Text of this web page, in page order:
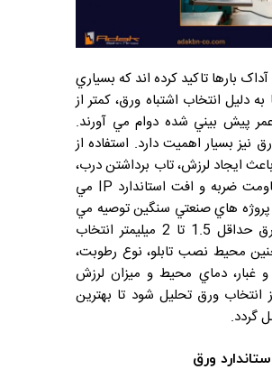
بارها تاکيد کرده اند که بسياري
به دليل انتخاب اشتباه ورق، کمتر از
پيش بيني شده دوام مي آورند.
بسيار اهميت دارد. استفاده از
ايجاد لرزش، تاب برداشتن درب،
کاهش مقاومت ضربه و افت استاندارد IP مي
هاي صنعتي سنگين توصيه مي
شود که ورق حداقل 1.5 تا 2 ميليمتر انتخاب
محيط نصب تابلو، نوع رطوبت،
و غبار، دماي محيط و ميزان لرزش
انتخاب ورق تحليل شود تا بهترين
گردد.
ورق